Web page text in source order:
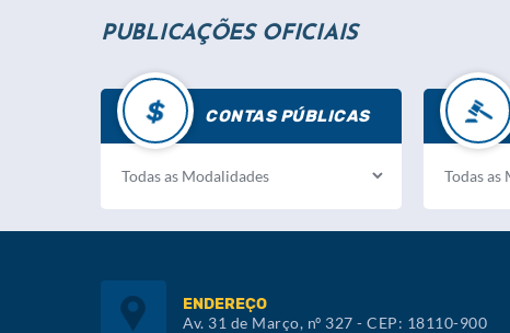
PUBLICAÇÕES OFICIAIS
CONTAS PÚBLICAS
ENDEREÇO
Av. 31 de Março, nº 327 - CEP: 18110-900